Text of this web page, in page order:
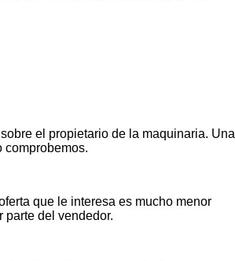
el propietario de la maquinaria. Una
comprobemos.
que le interesa es mucho menor
parte del vendedor.